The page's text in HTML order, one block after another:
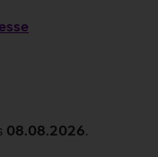
08.08.2026